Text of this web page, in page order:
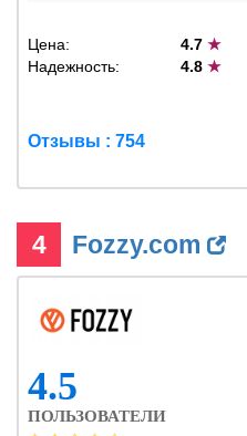
Цена: 4.7★
Надежность:
4.8★
Отзывы : 754
4 Fozzy.com
4.5
ПОЛЬЗОВАТЕЛИ